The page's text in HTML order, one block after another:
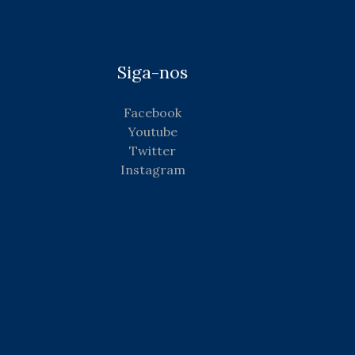
Siga-nos
Facebook
Youtube
Twitter
Instagram